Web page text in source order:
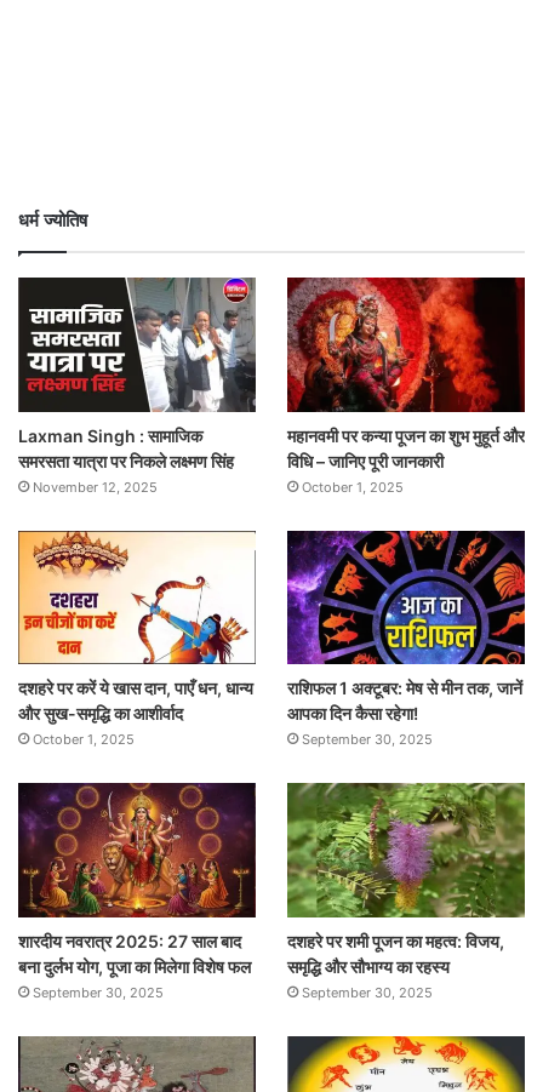
धर्म ज्योतिष
Laxman Singh : सामाजिक
समरसता यात्रा पर निकले लक्ष्मण सिंह
November 12, 2025
महानवमी पर कन्या पूजन का शुभ मुहूर्त और
विधि – जानिए पूरी जानकारी
October 1, 2025
दशहरे पर करें ये खास दान, पाएँ धन, धान्य
और सुख-समृद्धि का आशीर्वाद
October 1, 2025
राशिफल 1 अक्टूबर: मेष से मीन तक, जानें
आपका दिन कैसा रहेगा!
September 30, 2025
शारदीय नवरात्र 2025: 27 साल बाद
बना दुर्लभ योग, पूजा का मिलेगा विशेष फल
September 30, 2025
दशहरे पर शमी पूजन का महत्व: विजय,
समृद्धि और सौभाग्य का रहस्य
September 30, 2025